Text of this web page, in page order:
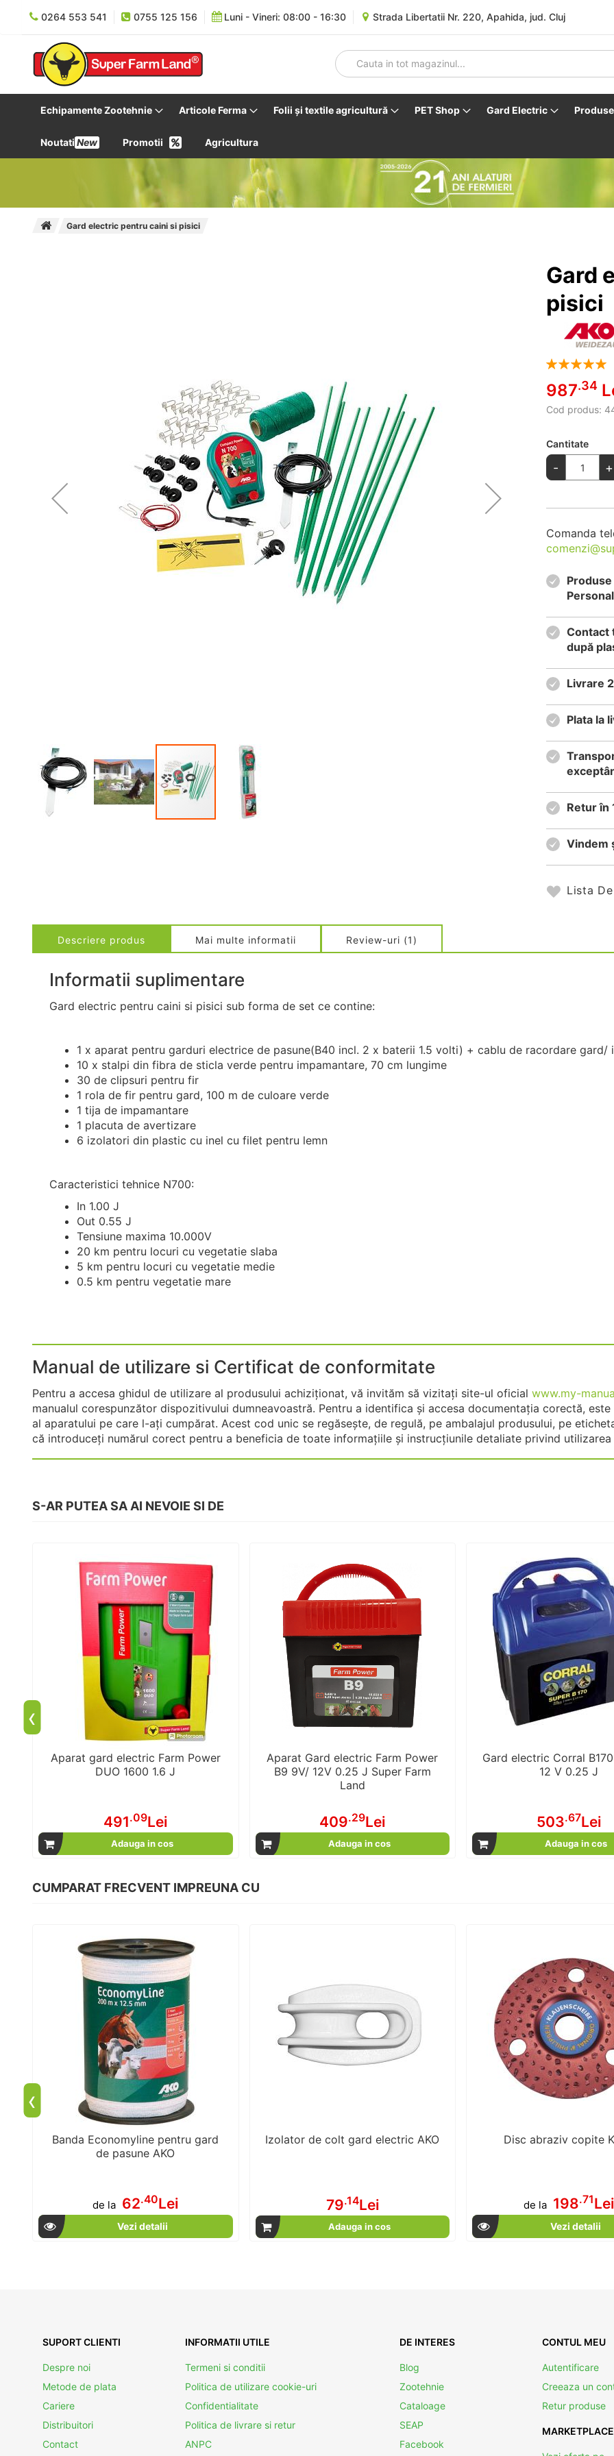
0264 553 541 0755 125 156 Luni - Vineri: 08:00 - 16:30 Strada Libertatii Nr. 220, Apahida, jud. Cluj
Echipamente Zootehnie Articole Ferma Folii și textile agricultură PET Shop Gard Electric
Noutati New Promotii Agricultura
Gard electric pentru caini si pisici
Gard
pisici
Rating:
987.34
Cod produs:
Cantitate
- +
Comanda
Contact
după
Livrare
Plata la
Retur în
Vindem
Lista
Descriere produs
Informatii suplimentare
Gard electric pentru caini si pisici sub forma de set ce contine:
1 x aparat pentru garduri electrice de pasune(B40 incl. 2 x baterii 1.5 volti) + cablu de racordare gard/
10 x stalpi din fibra de sticla verde pentru impamantare, 70 cm lungime
30 de clipsuri pentru fir
1 rola de fir pentru gard, 100 m de culoare verde
1 tija de impamantare
1 placuta de avertizare
6 izolatori din plastic cu inel cu filet pentru lemn
Caracteristici tehnice N700:
In 1.00 J
Out 0.55 J
Tensiune maxima 10.000V
20 km pentru locuri cu vegetatie slaba
5 km pentru locuri cu vegetatie medie
0.5 km pentru vegetatie mare
Mai multe informatii Review-uri 1
Manual de utilizare si Certificat de conformitate
Pentru a accesa ghidul de utilizare al produsului achiziționat, vă invităm să vizitați site-ul oficial www.my-
manualul corespunzător dispozitivului dumneavoastră. Pentru a identifica și accesa documentația corectă,
al aparatului pe care l-ați cumpărat. Acest cod unic se regăsește, de regulă, pe ambalajul produsului, pe
că introduceți numărul corect pentru a beneficia de toate informațiile și instrucțiunile detaliate privind
S-AR PUTEA SA AI NEVOIE SI DE
Aparat gard electric Farm Power
DUO 1600 1.6 J
491.09Lei
Adauga in cos
Aparat Gard electric Farm Power
B9 9V/ 12V 0.25 J Super Farm
Land
409.29Lei
Adauga in cos
Gard electric Corral
12 V 0.25 J
503.67Lei
Adauga in cos
‹
CUMPARAT FRECVENT IMPREUNA CU
Banda Economyline pentru gard
de pasune AKO
de la 62.40Lei
Vezi detalii
Izolator de colt gard electric AKO
79.14Lei
Adauga in cos
Disc abraziv copite
de la 198.71Lei
Vezi detalii
‹
SUPORT CLIENTI
Despre noi
Metode de plata
Cariere
Distribuitori
Contact
INFORMATII UTILE
Termeni si conditii
Politica de utilizare cookie-uri
Confidentialitate
Politica de livrare si retur
ANPC
DE INTERES
Blog
Zootehnie
Cataloage
SEAP
Facebook
CONTUL MEU
Autentificare
Creeaza un
Retur produse